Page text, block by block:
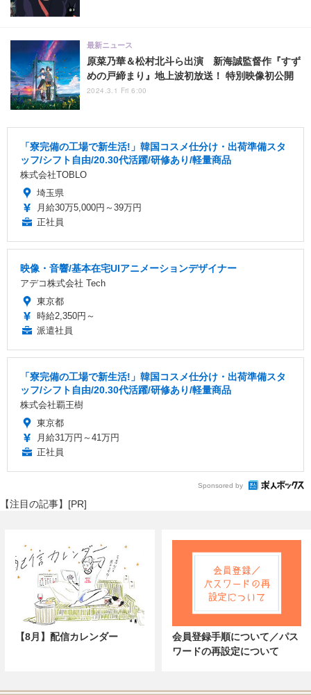
原菜乃華＆松村北斗ら出演 新海誠監督作『すず
めの戸締まり』地上波初放送！ 特別映像初公開
最新ニュース
2024.3.1 Fri 6:00
「寮完備の工場で新生活!」韓国コスメ仕分け・出荷準備スタ
ッフ/シフト自由/20.30代活躍/研修あり/軽量商品
株式会社TOBLO
埼玉県
月給30万5,000円～39万円
正社員
映像・音響/基本在宅UIアニメーションデザイナー
アデコ株式会社 Tech
東京都
時給2,350円～
派遣社員
「寮完備の工場で新生活!」韓国コスメ仕分け・出荷準備スタ
ッフ/シフト自由/20.30代活躍/研修あり/軽量商品
株式会社覇王樹
東京都
月給31万円～41万円
正社員
Sponsored by
【注目の記事】[PR]
【8月】配信カレンダー
会員登録手順について／パス
ワードの再設定について